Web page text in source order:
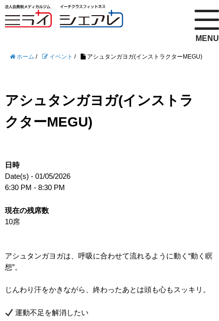
MENU
ホーム / イベント / アシュタンガヨガ(インストラクターMEGU)
アシュタンガヨガ(インストラ
クターMEGU)
日時
Date(s) - 01/05/2026
6:30 PM - 8:30 PM
現在の残席数
10席
アシュタンガヨガは、呼吸に合わせて流れるように動く“動く瞑
想”。
じんわり汗をかきながら、終わったあとは頭も心もスッキリ。
運動不足を解消したい